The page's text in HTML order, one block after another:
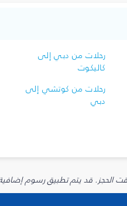
رحلات من دبي إلى
كاليكوت
رحلات من كوتشي إلى
دبي